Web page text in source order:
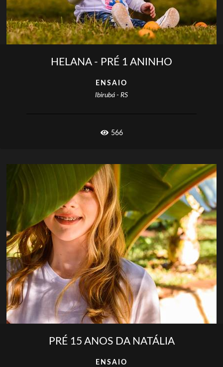
HELANA - PRÉ 1 ANINHO
ENSAIO
Ibirubá - RS
566
PRÉ 15 ANOS DA NATÁLIA
ENSAIO